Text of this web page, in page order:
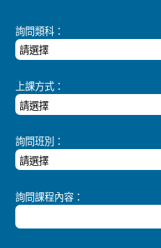
詢問類科：
上課方式：
詢問班別：
詢問課程內容：